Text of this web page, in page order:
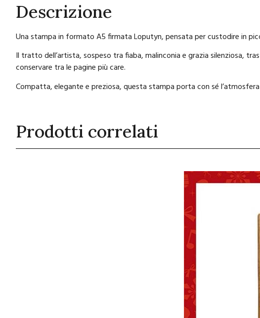
Descrizione
Una stampa in formato A5 firmata Loputyn, pensata per custodire in
Il tratto dell’artista, sospeso tra fiaba, malinconia e grazia silenziosa,
conservare tra le pagine più care.
Compatta, elegante e preziosa, questa stampa porta con sé
Prodotti correlati